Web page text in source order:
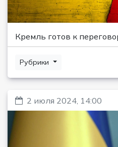
Кремль готов к
Рубрики
2 июля 2024, 14:00